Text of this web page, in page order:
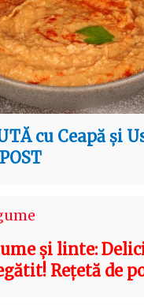
cu Ceapă și
și linte:
Rețetă de